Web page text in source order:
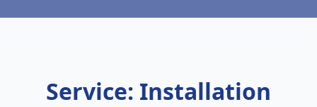
Service: Installation